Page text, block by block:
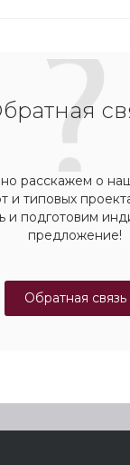
расскажем о
и типовых
и подготовим
предложение!
Обратная связь